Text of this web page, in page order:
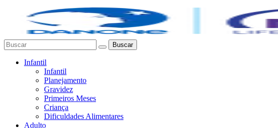
Buscar
Infantil
Infantil
Planejamento
Gravidez
Primeiros Meses
Criança
Dificuldades Alimentares
Adulto